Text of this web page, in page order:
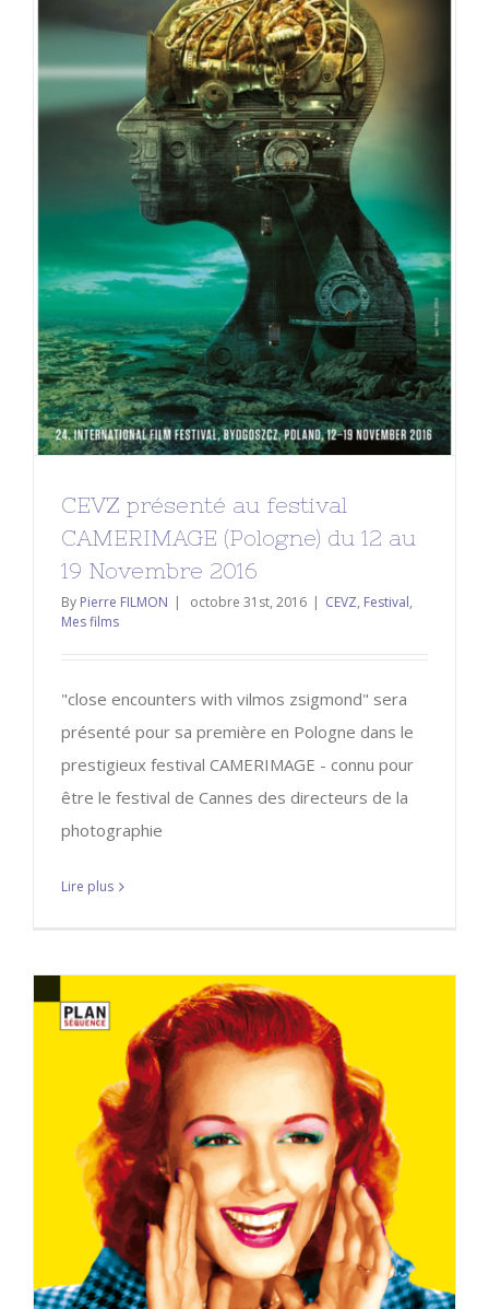
CEVZ présenté au festival
CAMERIMAGE (Pologne) du 12 au 19
Novembre 2016
CEVZ Festival Mes films
CEVZ présenté au festival
CAMERIMAGE (Pologne) du 12 au
19 Novembre 2016
By Pierre FILMON | octobre 31st, 2016 | CEVZ, Festival,
Mes films
"close encounters with vilmos zsigmond" sera
présenté pour sa première en Pologne dans le
prestigieux festival CAMERIMAGE - connu pour
être le festival de Cannes des directeurs de la
photographie
Lire plus
CEVZ sera projeté au festival
d’Arras le 9 Novembre 2016